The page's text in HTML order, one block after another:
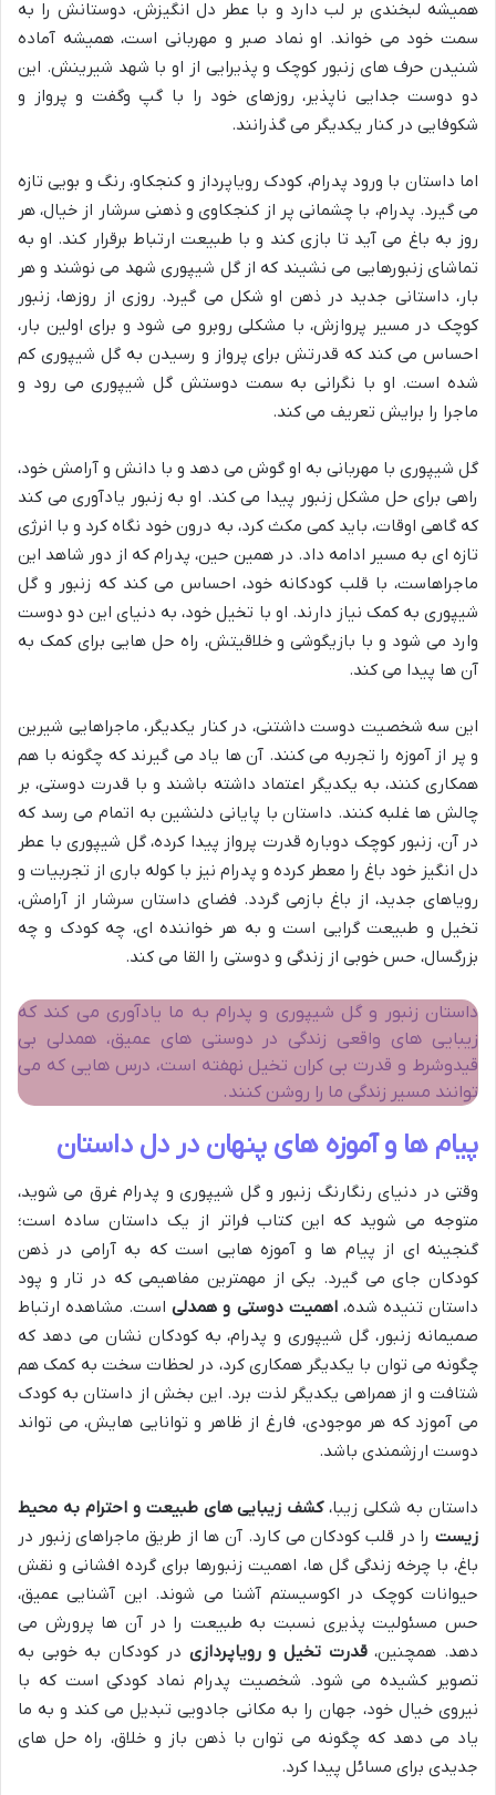
همیشه لبخندی بر لب دارد و با عطر دل انگیزش، دوستانش را به
سمت خود می خواند. او نماد صبر و مهربانی است، همیشه آماده
شنیدن حرف های زنبور کوچک و پذیرایی از او با شهد شیرینش. این
دو دوست جدایی ناپذیر، روزهای خود را با گپ وگفت و پرواز و
شکوفایی در کنار یکدیگر می گذرانند.
اما داستان با ورود پدرام، کودک رویاپرداز و کنجکاو، رنگ و بویی تازه
می گیرد. پدرام، با چشمانی پر از کنجکاوی و ذهنی سرشار از خیال، هر
روز به باغ می آید تا بازی کند و با طبیعت ارتباط برقرار کند. او به
تماشای زنبورهایی می نشیند که از گل شیپوری شهد می نوشند و هر
بار، داستانی جدید در ذهن او شکل می گیرد. روزی از روزها، زنبور
کوچک در مسیر پروازش، با مشکلی روبرو می شود و برای اولین بار،
احساس می کند که قدرتش برای پرواز و رسیدن به گل شیپوری کم
شده است. او با نگرانی به سمت دوستش گل شیپوری می رود و
ماجرا را برایش تعریف می کند.
گل شیپوری با مهربانی به او گوش می دهد و با دانش و آرامش خود،
راهی برای حل مشکل زنبور پیدا می کند. او به زنبور یادآوری می کند
که گاهی اوقات، باید کمی مکث کرد، به درون خود نگاه کرد و با انرژی
تازه ای به مسیر ادامه داد. در همین حین، پدرام که از دور شاهد این
ماجراهاست، با قلب کودکانه خود، احساس می کند که زنبور و گل
شیپوری به کمک نیاز دارند. او با تخیل خود، به دنیای این دو دوست
وارد می شود و با بازیگوشی و خلاقیتش، راه حل هایی برای کمک به
آن ها پیدا می کند.
این سه شخصیت دوست داشتنی، در کنار یکدیگر، ماجراهایی شیرین
و پر از آموزه را تجربه می کنند. آن ها یاد می گیرند که چگونه با هم
همکاری کنند، به یکدیگر اعتماد داشته باشند و با قدرت دوستی، بر
چالش ها غلبه کنند. داستان با پایانی دلنشین به اتمام می رسد که
در آن، زنبور کوچک دوباره قدرت پرواز پیدا کرده، گل شیپوری با عطر
دل انگیز خود باغ را معطر کرده و پدرام نیز با کوله باری از تجربیات و
رویاهای جدید، از باغ بازمی گردد. فضای داستان سرشار از آرامش،
تخیل و طبیعت گرایی است و به هر خواننده ای، چه کودک و چه
بزرگسال، حس خوبی از زندگی و دوستی را القا می کند.
داستان زنبور و گل شیپوری و پدرام به ما یادآوری می کند که
زیبایی های واقعی زندگی در دوستی های عمیق، همدلی بی
قیدوشرط و قدرت بی کران تخیل نهفته است، درس هایی که می
توانند مسیر زندگی ما را روشن کنند.
پیام ها و آموزه های پنهان در دل داستان
وقتی در دنیای رنگارنگ زنبور و گل شیپوری و پدرام غرق می شوید،
متوجه می شوید که این کتاب فراتر از یک داستان ساده است؛
گنجینه ای از پیام ها و آموزه هایی است که به آرامی در ذهن
کودکان جای می گیرد. یکی از مهمترین مفاهیمی که در تار و پود
داستان تنیده شده،اهمیت دوستی و همدلیاست. مشاهده ارتباط
صمیمانه زنبور، گل شیپوری و پدرام، به کودکان نشان می دهد که
چگونه می توان با یکدیگر همکاری کرد، در لحظات سخت به کمک هم
شتافت و از همراهی یکدیگر لذت برد. این بخش از داستان به کودک
می آموزد که هر موجودی، فارغ از ظاهر و توانایی هایش، می تواند
دوست ارزشمندی باشد.
داستان به شکلی زیبا،کشف زیبایی های طبیعت و احترام به محیط
زیست را در قلب کودکان می کارد. آن ها از طریق ماجراهای زنبور در
باغ، با چرخه زندگی گل ها، اهمیت زنبورها برای گرده افشانی و نقش
حیوانات کوچک در اکوسیستم آشنا می شوند. این آشنایی عمیق،
حس مسئولیت پذیری نسبت به طبیعت را در آن ها پرورش می
دهد. همچنین،قدرت تخیل و رویاپردازی در کودکان به خوبی به
تصویر کشیده می شود. شخصیت پدرام نماد کودکی است که با
نیروی خیال خود، جهان را به مکانی جادویی تبدیل می کند و به ما
یاد می دهد که چگونه می توان با ذهن باز و خلاق، راه حل های
جدیدی برای مسائل پیدا کرد.